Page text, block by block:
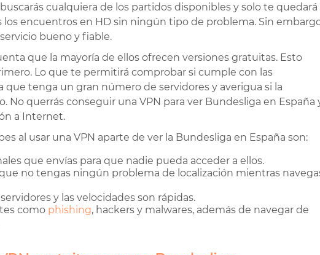
cualquiera de los partidos disponibles y solo te quedará
los encuentros en HD sin ningún tipo de problema. Sin
bueno y fiable.
que la mayoría de ellos ofrecen versiones gratuitas. Esto
Lo que te permitirá comprobar si cumple con las
que tenga un gran número de servidores y averigua si la
No querrás conseguir una VPN para ver Bundesliga en España
a Internet.
al usar una VPN aparte de ver la Bundesliga en España son:
que envías para que nadie pueda acceder a ellos.
no tengas ningún problema de localización mientras
y las velocidades son rápidas.
como phishing, hackers y malwares, además de navegar de